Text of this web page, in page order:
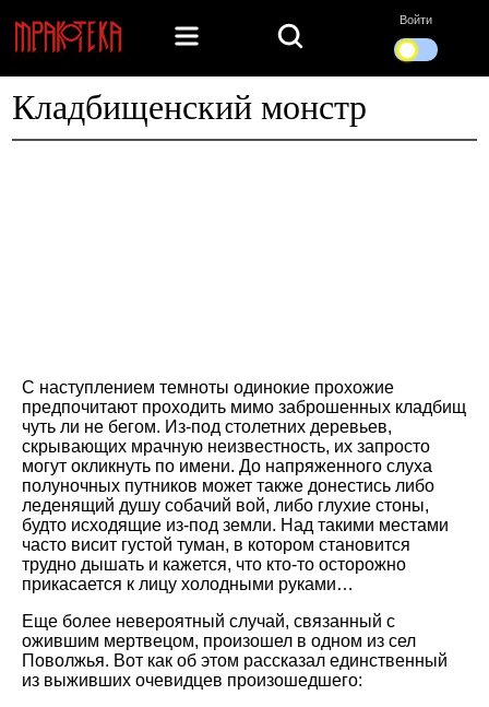
Войти
Кладбищенский монстр
С наступлением темноты одинокие прохожие
предпочитают проходить мимо заброшенных кладбищ
чуть ли не бегом. Из-под столетних деревьев,
скрывающих мрачную неизвестность, их запросто
могут окликнуть по имени. До напряженного слуха
полуночных путников может также донестись либо
леденящий душу собачий вой, либо глухие стоны,
будто исходящие из-под земли. Над такими местами
часто висит густой туман, в котором становится
трудно дышать и кажется, что кто-то осторожно
прикасается к лицу холодными руками…
Еще более невероятный случай, связанный с
ожившим мертвецом, произошел в одном из сел
Поволжья. Вот как об этом рассказал единственный
из выживших очевидцев произошедшего: